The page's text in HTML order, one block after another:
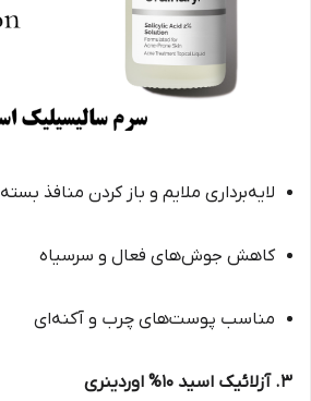
لایه‌برداری ملایم و باز کردن منافذ بسته
کاهش جوش‌های فعال و سرسیاه
مناسب پوست‌های چرب و آکنه‌ای
3. آزلائیک اسید 10% اوردینری